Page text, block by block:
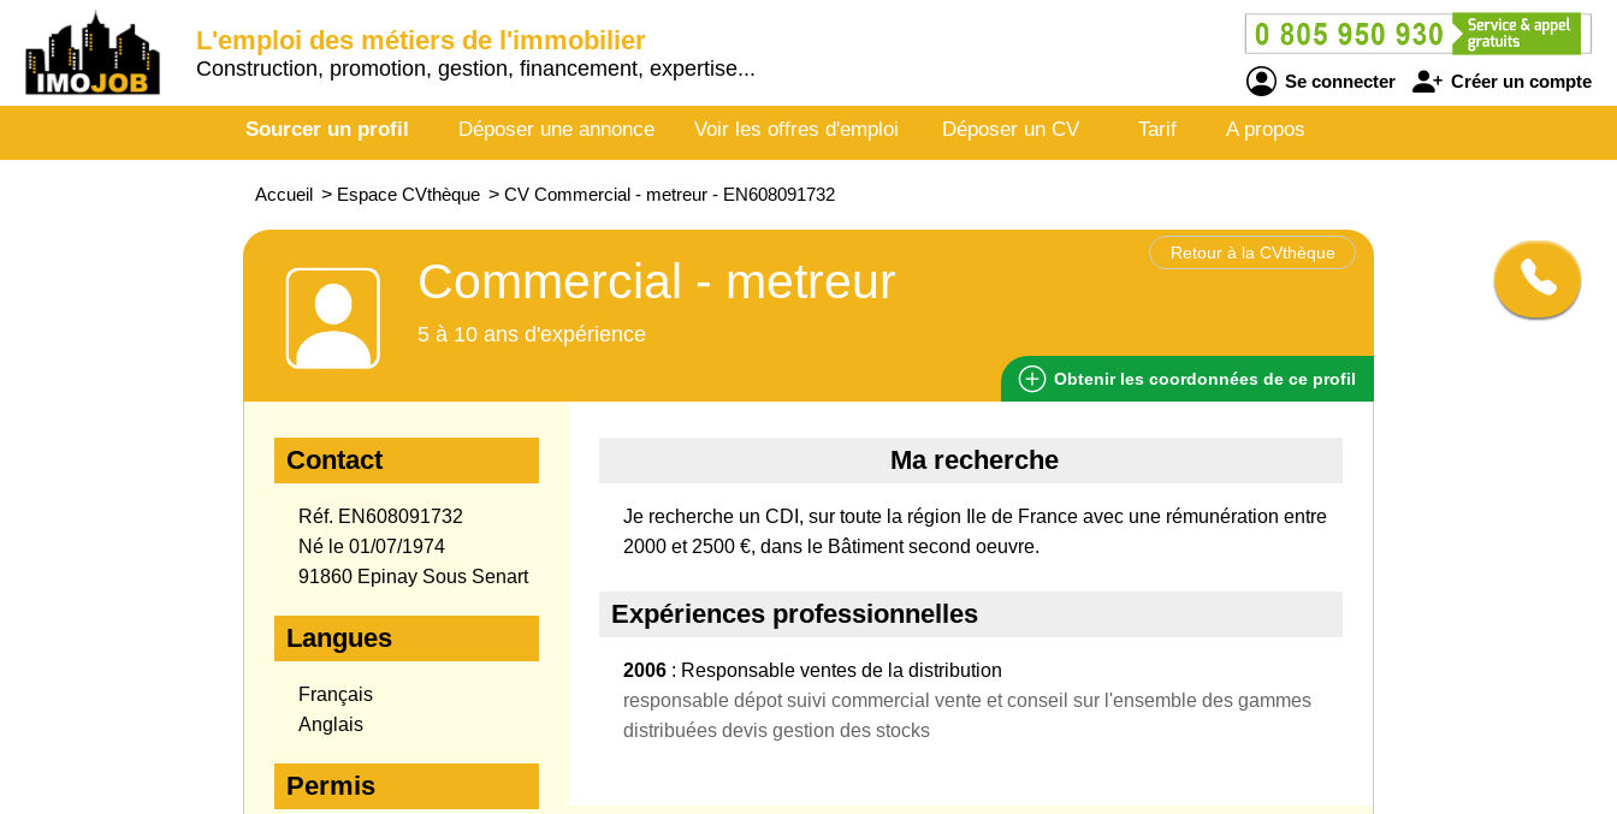
L'emploi des métiers de l'immobilier
Construction, promotion, gestion, financement, expertise...
Se connecter Créer un compte
Sourcer un profil Déposer une annonce Voir les offres d'emploi Déposer un CV Tarif A propos
Accueil > Espace CVthèque > CV Commercial - metreur - EN608091732
Retour à la CVthèque
Commercial - metreur
5 à 10 ans d'expérience
Obtenir les coordonnées de ce profil
Contact
Réf. EN608091732
Né le 01/07/1974
91860 Epinay Sous Senart
Langues
Français
Anglais
Permis
Ma recherche
Je recherche un CDI, sur toute la région Ile de France avec une rémunération entre
2000 et 2500 €, dans le Bâtiment second oeuvre.
Expériences professionnelles
2006 : Responsable ventes de la distribution
responsable dépot suivi commercial vente et conseil sur l'ensemble des gammes
distribuées devis gestion des stocks